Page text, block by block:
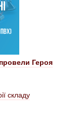
Героя
складу